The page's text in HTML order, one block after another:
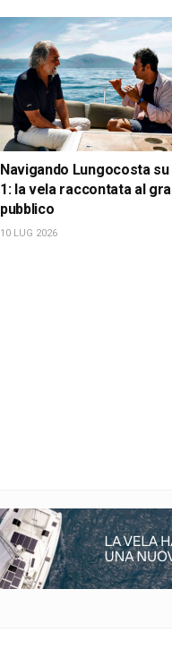
Navigando Lungocosta su
1: la vela raccontata al
pubblico
10 LUG 2026